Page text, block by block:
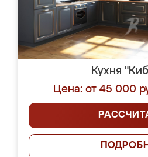
Кухня
Цена: от 45 000